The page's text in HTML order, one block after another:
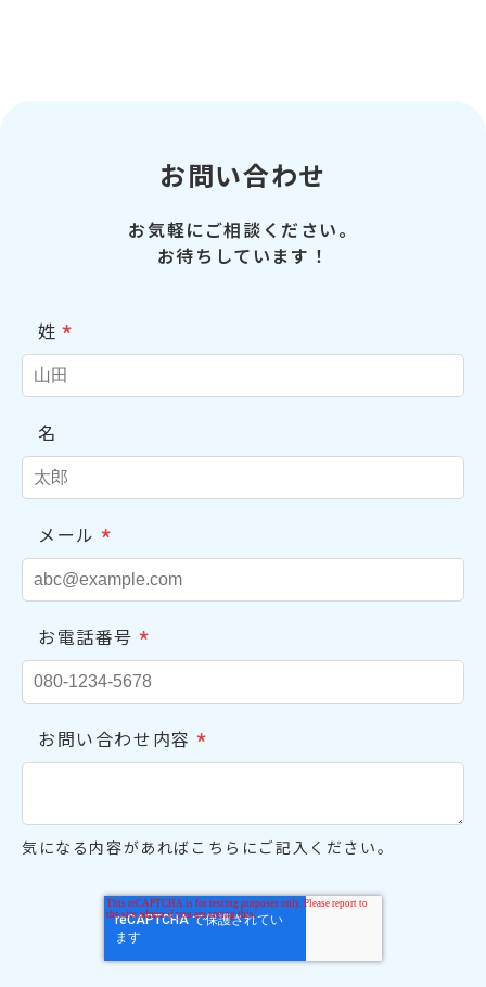
お問い合わせ
お気軽にご相談ください。
お待ちしています！
姓 *
名
メール *
お電話番号 *
お問い合わせ内容 *
気になる内容があればこちらにご記入ください。